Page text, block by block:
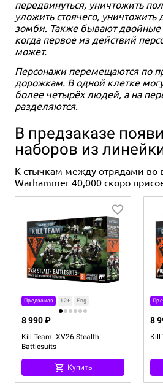
передвинуться, уничтожить
уложить стоячего, уничтожить
зомби. Также бывают двойные
когда первое из действий
может.
Персонажи перемещаются по
дорожкам. В одной клетке
более четырёх людей, а на
разделяются.
В предзаказе
наборов из
К стычкам между отрядами во
Warhammer 40,000 скоро
Предзаказ 12+ Eng
Kill Team: XV26 Stealth
Battlesuits
8 990 ₽
Купить
Kill
8